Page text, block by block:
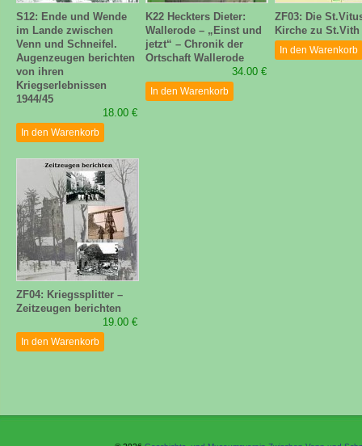
S12: Ende und Wende
im Lande zwischen
Venn und Schneifel.
Augenzeugen berichten
von ihren
Kriegserlebnissen
1944/45
18.00 €
In den Warenkorb
K22 Heckters Dieter:
Wallerode – „Einst und
jetzt“ – Chronik der
Ortschaft Wallerode
34.00 €
In den Warenkorb
ZF03: Die
Kirche zu St.Vith
In den Warenkorb
ZF04: Kriegssplitter –
Zeitzeugen berichten
19.00 €
In den Warenkorb